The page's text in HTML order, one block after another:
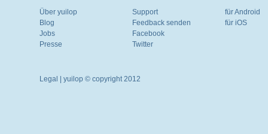
Über yuilop
Blog
Jobs
Presse
Support
Feedback senden
Facebook
Twitter
für Android
für iOS
Legal | yuilop © copyright 2012